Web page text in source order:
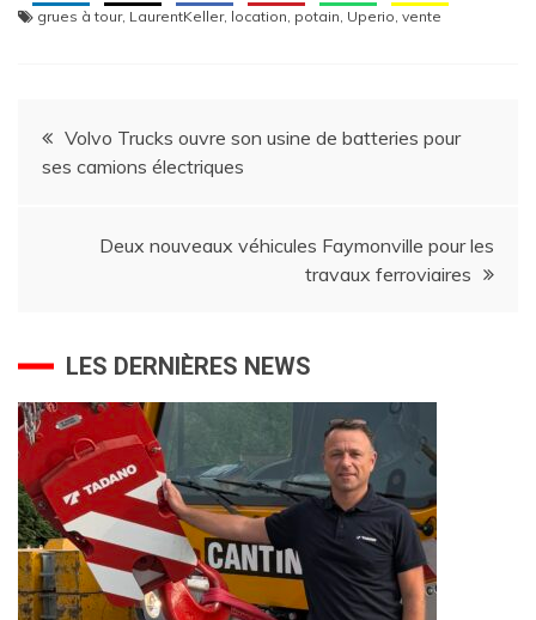
grues à tour, LaurentKeller, location potain Uperio vente
Navigation
de
l’article
Volvo Trucks ouvre son usine de batteries pour
ses camions électriques
Deux nouveaux véhicules Faymonville pour les
travaux ferroviaires
LES DERNIÈRES NEWS